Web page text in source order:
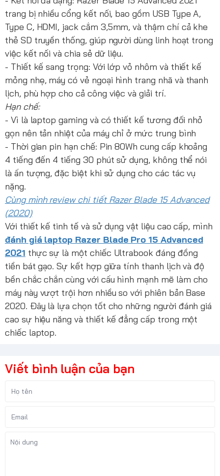
trang bị nhiều cổng kết nối, bao gồm USB Type A,
Type C, HDMI, jack cắm 3,5mm, và thậm chí cả khe
thẻ SD truyền thống, giúp người dùng linh hoạt trong
việc kết nối và chia sẻ dữ liệu.
- Thiết kế sang trọng: Với lớp vỏ nhôm và thiết kế
mỏng nhẹ, máy có vẻ ngoại hình trang nhã và thanh
lịch, phù hợp cho cả công việc và giải trí.
Hạn chế:
- Vì là laptop gaming và có thiết kế tương đối nhỏ
gọn nên tản nhiệt của máy chỉ ở mức trung bình
- Thời gian pin hạn chế: Pin 80Wh cung cấp khoảng
4 tiếng đến 4 tiếng 30 phút sử dụng, không thể nói
là ấn tượng, đặc biệt khi sử dụng cho các tác vụ
nặng.
Cùng mình review chi tiết Razer Blade 15 Advanced
(2020)
Với thiết kế tinh tế và sử dụng vật liệu cao cấp, mình
đánh giá laptop Razer Blade Pro 15 Advanced
2021 thực sự là một chiếc Ultrabook đáng đồng
tiền bát gạo. Sự kết hợp giữa tính thanh lịch và độ
bền chắc chắn cùng với cấu hình mạnh mẽ làm cho
máy này vượt trội hơn nhiều so với phiên bản Base
2020. Đây là lựa chọn tốt cho những người đánh giá
cao sự hiệu năng và thiết kế đẳng cấp trong một
chiếc laptop.
Viết bình luận của bạn